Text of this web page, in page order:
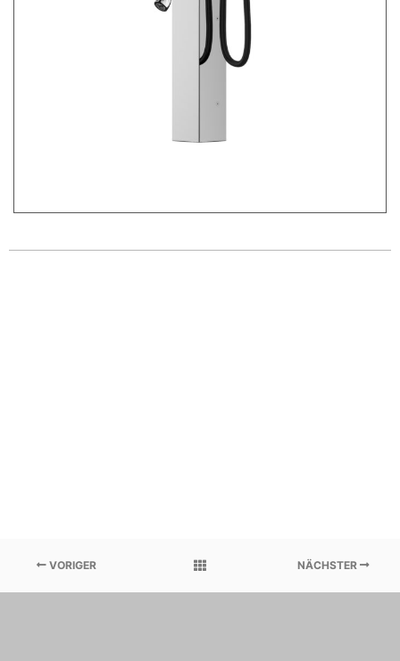
VORIGER NÄCHSTER